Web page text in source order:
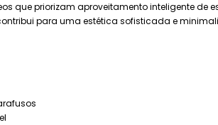
que priorizam aproveitamento inteligente de
para uma estética sofisticada e